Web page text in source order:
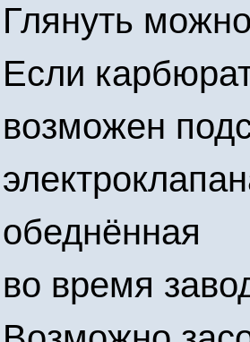
Глянуть
Если
возможен
обеднённая
во время